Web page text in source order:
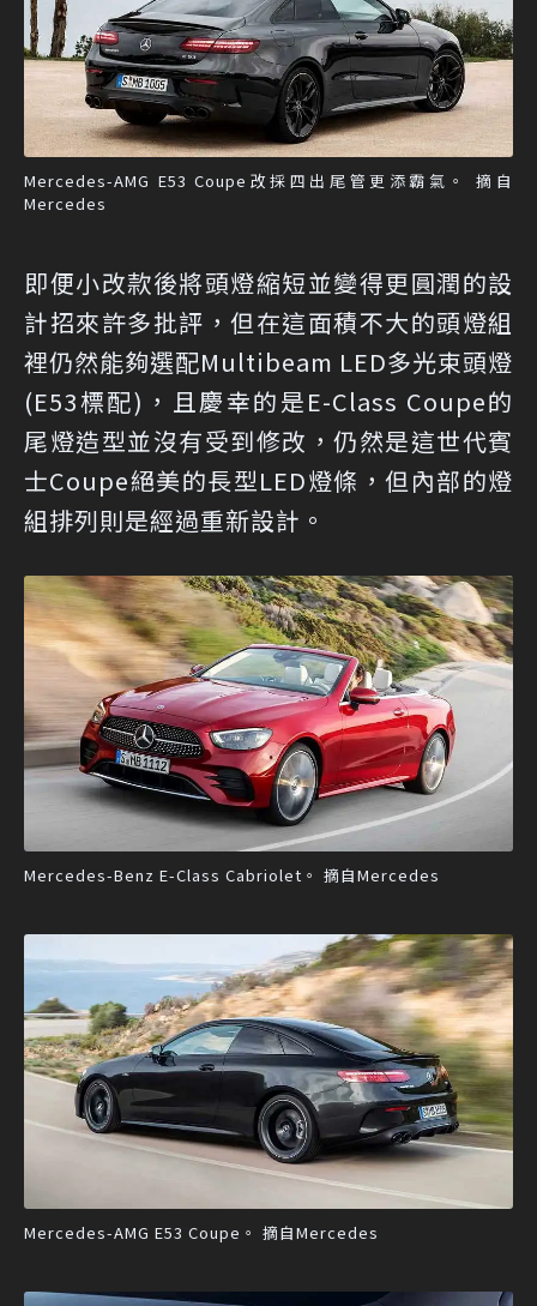
Mercedes-AMG E53 Coupe改採四出尾管更添霸氣。 摘自
Mercedes
即便小改款後將頭燈縮短並變得更圓潤的設
計招來許多批評，但在這面積不大的頭燈組
裡仍然能夠選配Multibeam LED多光束頭燈
(E53標配)，且慶幸的是E-Class Coupe的
尾燈造型並沒有受到修改，仍然是這世代賓
士Coupe絕美的長型LED燈條，但內部的燈
組排列則是經過重新設計。
Mercedes-Benz E-Class Cabriolet。 摘自Mercedes
Mercedes-AMG E53 Coupe。 摘自Mercedes